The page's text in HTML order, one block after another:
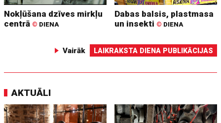
Nokļūšana dzīves mirkļu
centrā © DIENA
Dabas balsis, plastmasa
un insekti © DIENA
Vairāk LAIKRAKSTA DIENA PUBLIKĀCIJAS
AKTUĀLI